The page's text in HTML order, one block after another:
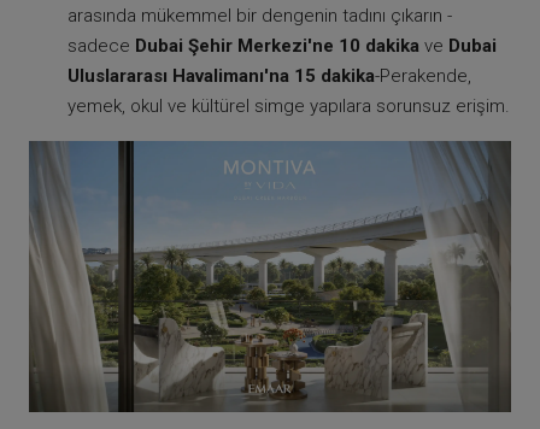
arasında mükemmel bir dengenin tadını çıkarın -
sadece Dubai Şehir Merkezi'ne 10 dakika ve Dubai
Uluslararası Havalimanı'na 15 dakika-Perakende,
yemek, okul ve kültürel simge yapılara sorunsuz erişim.